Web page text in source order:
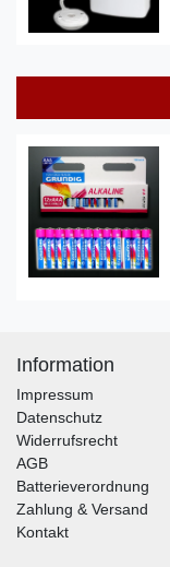
Information
Impressum
Datenschutz
Widerrufsrecht
AGB
Batterieverordnung
Zahlung & Versand
Kontakt